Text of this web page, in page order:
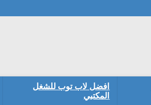
افضل لاب توب للشغل
المكتبي